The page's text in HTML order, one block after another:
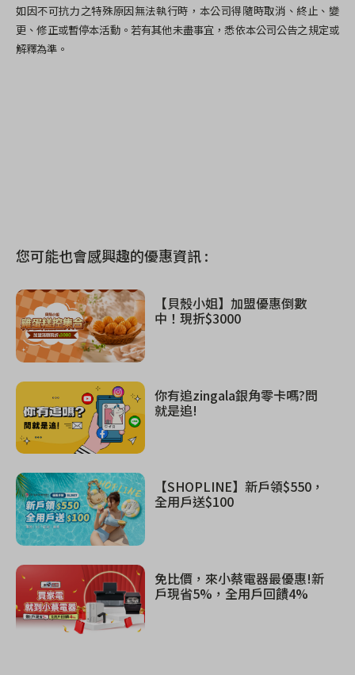
如因不可抗力之特殊原因無法執行時，本公司得隨時取消、終止、變
更、修正或暫停本活動。若有其他未盡事宜，悉依本公司公告之規定或
解釋為準。
您可能也會感興趣的優惠資訊 :
【貝殼小姐】加盟優惠倒數
中！現折$3000
你有追zingala銀角零卡嗎?問
就是追!
【SHOPLINE】新戶領$550，
全用戶送$100
免比價，來小蔡電器最優惠!新
戶現省5%，全用戶回饋4%